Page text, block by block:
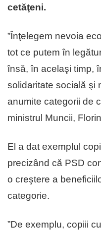
cetăţeni.
”Înţelegem nevoia
tot ce putem în
însă, în acelaşi timp,
solidaritate socială şi
anumite categorii de
ministrul Muncii,
El a dat exemplul
precizând că PSD
o creştere a
categorie.
”De exemplu, copiii